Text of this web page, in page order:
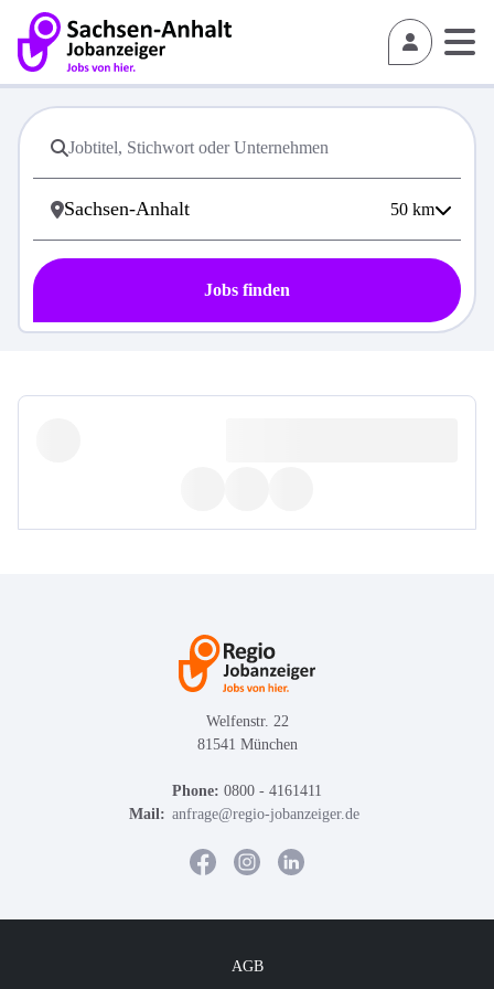
50 km
Jobs finden
Welfenstr. 22
81541 München
Phone: 0800 - 4161411
Mail: anfrage@regio-jobanzeiger.de
AGB